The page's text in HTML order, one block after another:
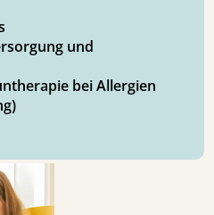
und
bei Allergien